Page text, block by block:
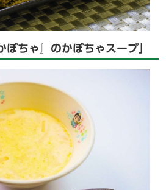
ちゃ』のかぼちゃスープ」